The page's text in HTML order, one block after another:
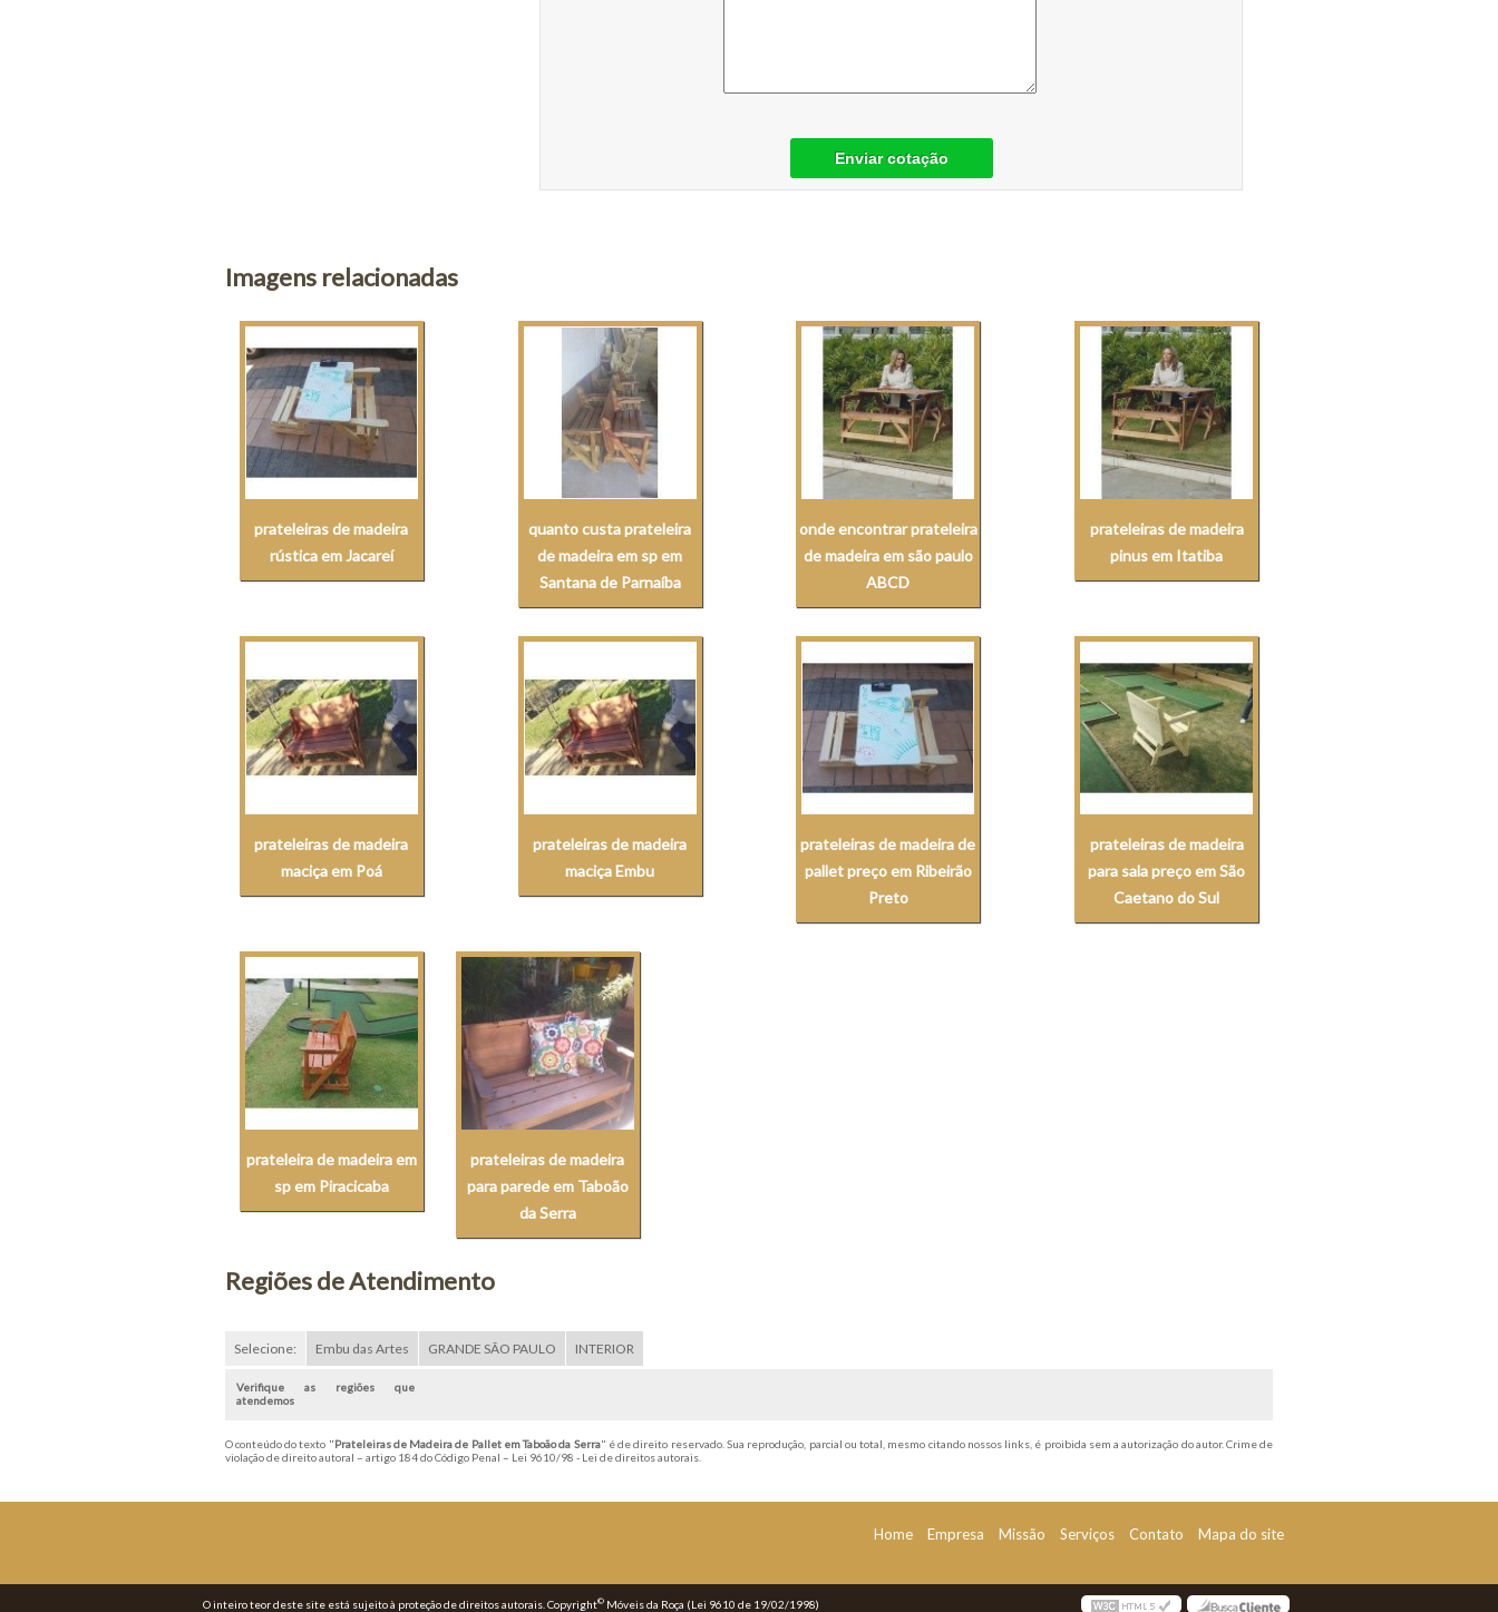
Enviar cotação
Imagens relacionadas
prateleiras de madeira
rústica em Jacareí
quanto custa prateleira
de madeira em sp em
Santana de Parnaíba
onde encontrar prateleira
de madeira em são paulo
ABCD
prateleiras de madeira
pinus em Itatiba
prateleiras de madeira
maciça em Poá
prateleiras de madeira
maciça Embu
prateleiras de madeira de
pallet preço em Ribeirão
Preto
prateleiras de madeira
para sala preço em São
Caetano do Sul
prateleira de madeira em
sp em Piracicaba
prateleiras de madeira
para parede em Taboão
da Serra
Regiões de Atendimento
Selecione: Embu das Artes GRANDE SÃO PAULO INTERIOR
Verifique as regiões que
atendemos
O conteúdo do texto "Prateleiras de Madeira de Pallet em Taboão da Serra" é de direito reservado. Sua reprodução, parcial ou total, mesmo citando nossos links, é proibida sem a autorização do autor. Crime de
violação de direito autoral – artigo 184 do Código Penal – Lei 9610/98 - Lei de direitos autorais.
Home Empresa Missão Serviços Contato Mapa do site
O inteiro teor deste site está sujeito à proteção de direitos autorais. Copyright© Móveis da Roça (Lei 9610 de 19/02/1998)